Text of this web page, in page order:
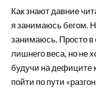
Как знают давние
я занимаюсь бегом.
занимаюсь. Просто в
лишнего веса, но не
будучи на дефиците
пойти по пути